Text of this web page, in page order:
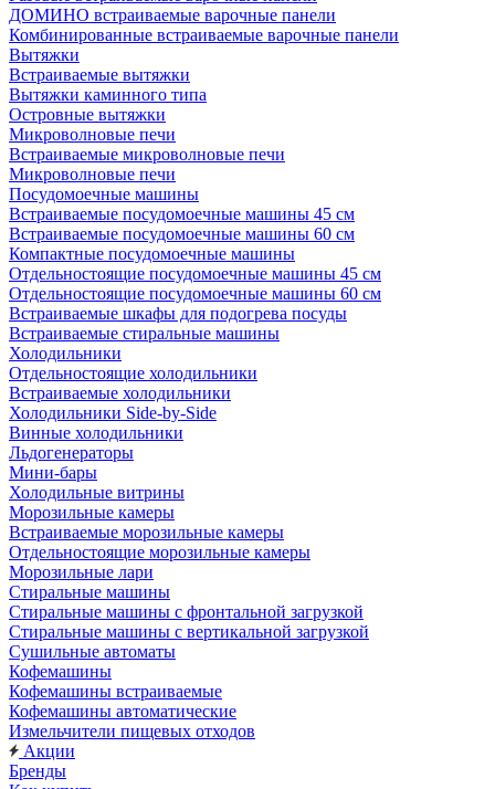
ДОМИНО встраиваемые варочные панели
Комбинированные встраиваемые варочные панели
Вытяжки
Встраиваемые вытяжки
Вытяжки каминного типа
Островные вытяжки
Микроволновые печи
Встраиваемые микроволновые печи
Микроволновые печи
Посудомоечные машины
Встраиваемые посудомоечные машины 45 см
Встраиваемые посудомоечные машины 60 см
Компактные посудомоечные машины
Отдельностоящие посудомоечные машины 45 см
Отдельностоящие посудомоечные машины 60 см
Встраиваемые шкафы для подогрева посуды
Встраиваемые стиральные машины
Холодильники
Отдельностоящие холодильники
Встраиваемые холодильники
Холодильники Side-by-Side
Винные холодильники
Льдогенераторы
Мини-бары
Холодильные витрины
Морозильные камеры
Встраиваемые морозильные камеры
Отдельностоящие морозильные камеры
Морозильные лари
Стиральные машины
Стиральные машины с фронтальной загрузкой
Стиральные машины с вертикальной загрузкой
Сушильные автоматы
Кофемашины
Кофемашины встраиваемые
Кофемашины автоматические
Измельчители пищевых отходов
Акции
Бренды